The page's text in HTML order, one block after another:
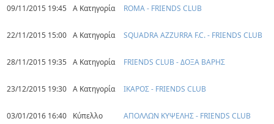
09/11/2015 19:45 Α Κατηγορία ROMA - FRIENDS CLUB
22/11/2015 15:00 Α Κατηγορία SQUADRA AZZURRA F.C. - FRIENDS CLUB
28/11/2015 19:35 Α Κατηγορία FRIENDS CLUB - ΔΟΞΑ ΒΑΡΗΣ
23/12/2015 19:30 Α Κατηγορία ΙΚΑΡΟΣ - FRIENDS CLUB
03/01/2016 16:40 Κύπελλο ΑΠΟΛΛΩΝ ΚΥΨΕΛΗΣ - FRIENDS CLUB